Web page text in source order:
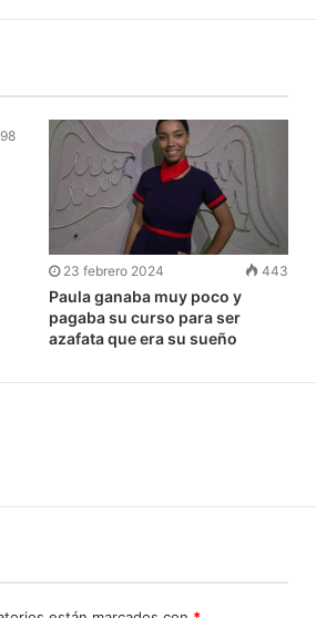
23 febrero 2024 443
Paula ganaba muy poco y
pagaba su curso para ser
azafata que era su sueño